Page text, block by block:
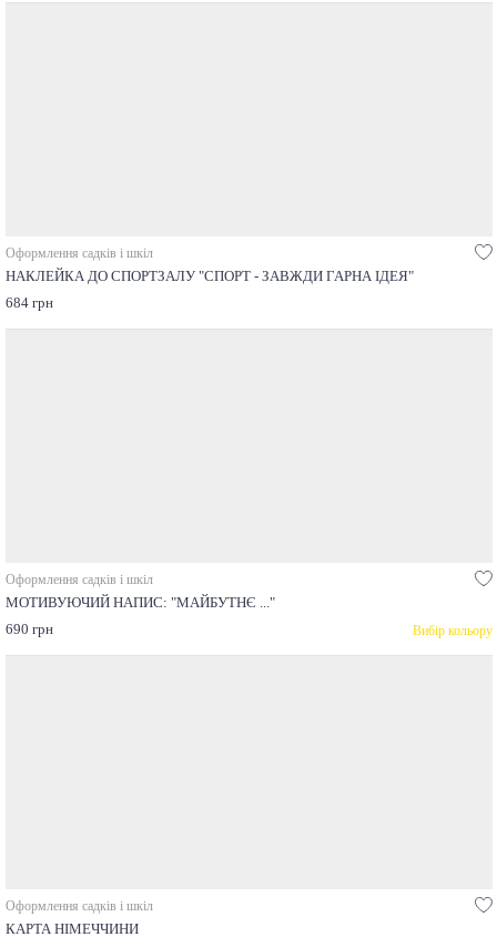
Оформлення садків і шкіл
НАКЛЕЙКА ДО СПОРТЗАЛУ "СПОРТ - ЗАВЖДИ ГАРНА ІДЕЯ"
684 грн
Оформлення садків і шкіл
МОТИВУЮЧИЙ НАПИС: "МАЙБУТНЄ ..."
690 грн
Вибір кольору
Оформлення садків і шкіл
КАРТА НІМЕЧЧИНИ